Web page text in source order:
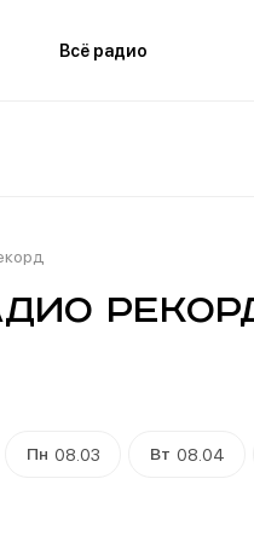
Всё радио
Пн 08.03 Вт 08.04